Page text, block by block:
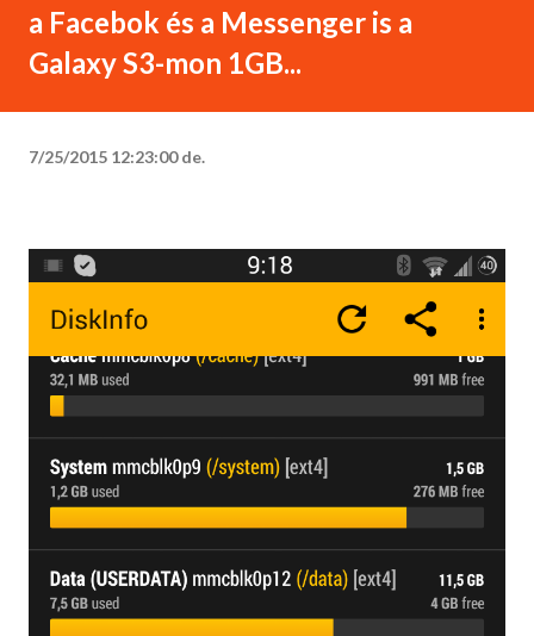
a Facebok és a Messenger is a
Galaxy S3-mon 1GB...
7/25/2015 12:23:00 de.